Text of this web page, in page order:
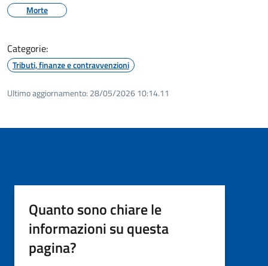
Morte
Categorie:
Tributi, finanze e contravvenzioni
Ultimo aggiornamento: 28/05/2026 10:14.11
Quanto sono chiare le
informazioni su questa
pagina?